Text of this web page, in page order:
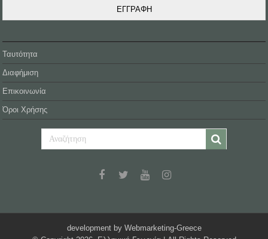
ΕΓΓΡΑΦΗ
Ταυτότητα
Διαφήμιση
Επικοινωνία
Όροι Χρήσης
development by Webmarketing-Greece